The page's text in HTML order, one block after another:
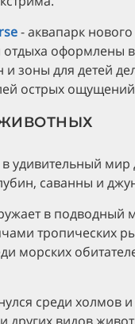
- аквапарк
отдыха оформлены
и зоны для детей
острых
в удивительный
саванны и
в подводный
тропических
морских
среди холмов